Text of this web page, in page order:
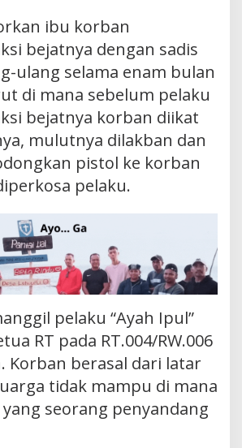
ibu korban
bejatnya dengan sadis
ulang selama enam bulan
di mana sebelum pelaku
bejatnya korban diikat
mulutnya dilakban dan
pistol ke korban
pelaku.
pelaku “Ayah Ipul”
RT pada RT.004/RW.006
Korban berasal dari latar
tidak mampu di mana
seorang penyandang